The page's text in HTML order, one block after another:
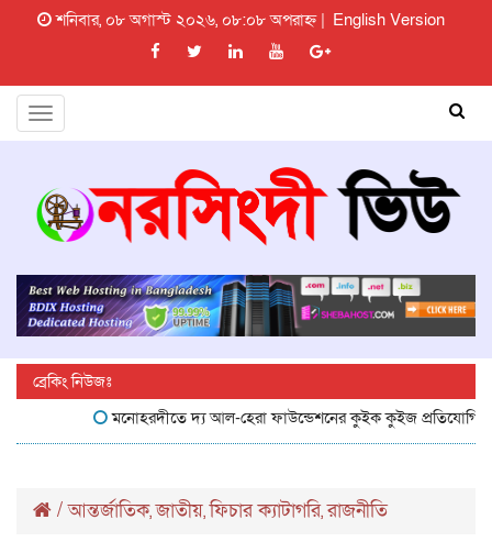
শনিবার, ০৮ অগাস্ট ২০২৬, ০৮:০৮ অপরাহ্ন | English Version
Toggle
ব্রেকিং নিউজঃ
মনোহরদীতে দ্য আল-হেরা ফাউন্ডেশনের কুইক কুইজ প্রতিযোগিতা
/আন্তর্জাতিক,জাতীয়,ফিচার ক্যাটাগরি,রাজনীতি